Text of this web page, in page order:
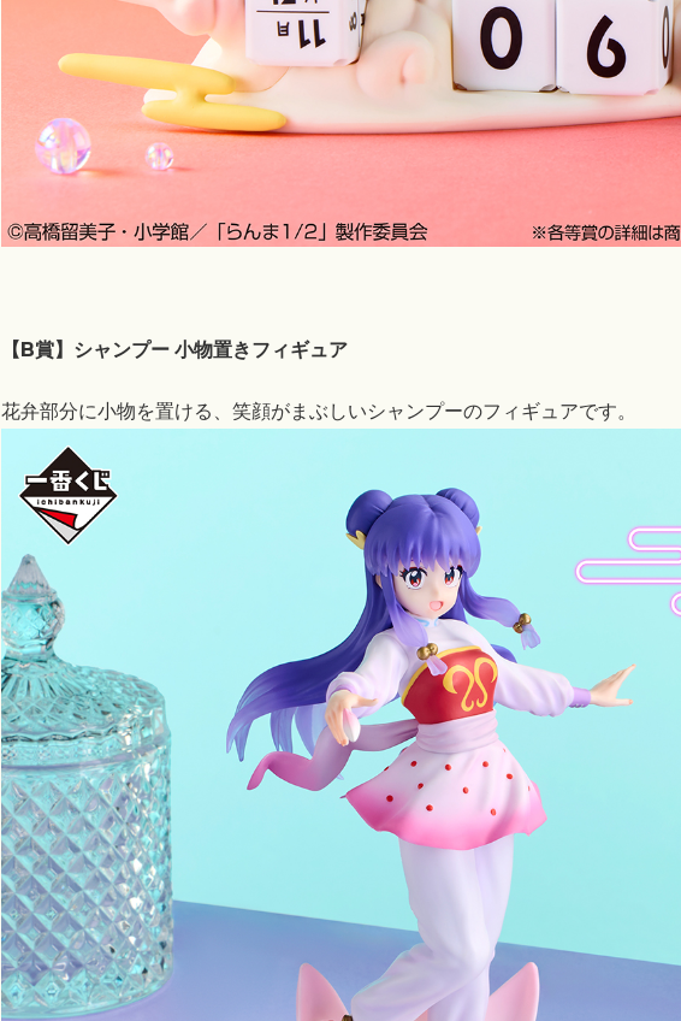
【B賞】シャンプー 小物置きフィギュア
花弁部分に小物を置ける、笑顔がまぶしいシャンプーのフィギュアです。